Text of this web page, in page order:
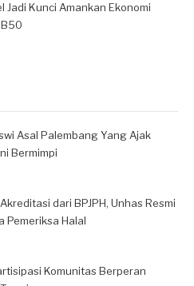
Jadi Kunci Amankan Ekonomi
Asal Palembang Yang Ajak
Bermimpi
dari BPJPH, Unhas Resmi
Pemeriksa Halal
Komunitas Berperan